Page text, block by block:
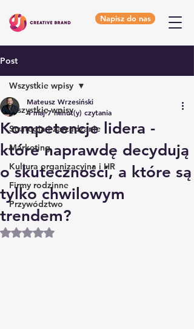
Napisz do nas
Post
Wszystkie wpisy
Strategia i zarządzanie
Marketing
Kultura organizacyjna i HR
Firmy rodzinne
Przywództwo
Wszystkie wpisy
Kompetencje lidera -
które naprawdę decydują
o skuteczności, a które są
tylko chwilowym
trendem?
Mateusz Wrzesiński
4 maj 7 minut(y) czytania
Oceniono na NaN z 5 gwiazdek.